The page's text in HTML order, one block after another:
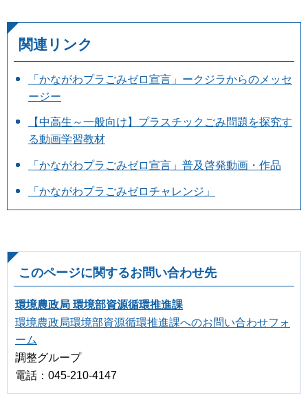
関連リンク
「かながわプラごみゼロ宣言」ークジラからのメッセ
ージー
【中高生～一般向け】プラスチックごみ問題を探究す
る動画学習教材
「かながわプラごみゼロ宣言」普及啓発動画・作品
「かながわプラごみゼロチャレンジ」
このページに関するお問い合わせ先
環境農政局 環境部資源循環推進課
環境農政局環境部資源循環推進課へのお問い合わせフォ
ーム
調整グループ
電話：045-210-4147